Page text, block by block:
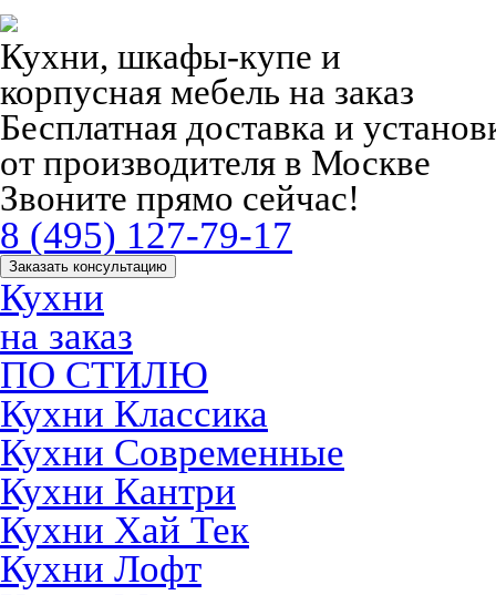
Кухни, шкафы-купе и
корпусная мебель на заказ
Бесплатная доставка и
от производителя в Москве
Звоните прямо сейчас!
8 (495) 127-79-17
Заказать консультацию
Кухни
на заказ
ПО СТИЛЮ
Кухни Классика
Кухни Современные
Кухни Кантри
Кухни Хай Тек
Кухни Лофт